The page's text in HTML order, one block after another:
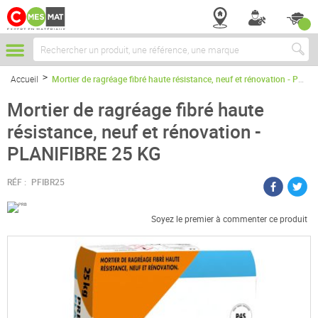
Chercher
Accueil Mortier de ragréage fibré haute résistance, neuf et rénovation - PLANIFIBRE 25 KG
Mortier de ragréage fibré haute
résistance, neuf et rénovation -
PLANIFIBRE 25 KG
RÉF : PFIBR25
Soyez le premier à commenter ce produit
Passer